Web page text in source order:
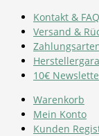
Kontakt & FAQ
Versand &
10€
Warenkorb
Mein Konto
Kunden